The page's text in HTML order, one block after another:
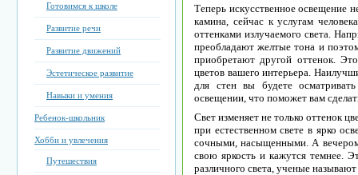
Готовимся к школе
Развитие речи
Развитие движений
Эстетическое развитие
Навыки и умения
Ребенок-школьник
Хобби и увлечения
Путешествия
Теперь искусственное освещение
камина, сейчас к услугам
оттенками излучаемого света.
преобладают желтые тона и
приобретают другой оттенок.
цветов вашего интерьера.
для стен вы будете
освещении, что поможет вам
Свет изменяет не только оттенок
при естественном свете в ярко
сочными, насыщенными. А
свою яркость и кажутся темнее.
различного света, ученые